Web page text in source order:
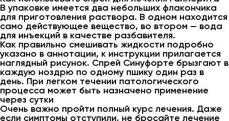
В упаковке имеется два небольших флакончика
для приготовления раствора. В одном находится
само действующее вещество, во втором — вода
для инъекций в качестве разбавителя.
Как правильно смешивать жидкости подробно
указано в аннотации, к инструкции прилагается
наглядный рисунок. Спрей Синуфорте брызгают в
каждую ноздрю по одному пшику один раз в
день. При легком течении патологического
процесса может быть назначено применение
через сутки
Очень важно пройти полный курс лечения. Даже
если симптомы отступили, не бросайте лечение